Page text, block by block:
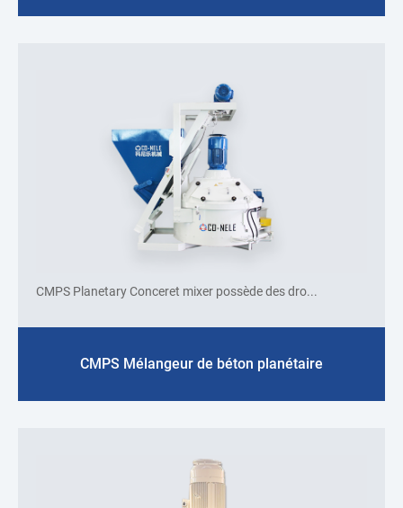
CMPS Planetary Conceret mixer possède des dro...
CMPS Mélangeur de béton planétaire